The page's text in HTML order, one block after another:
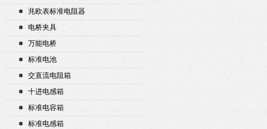
兆欧表标准电阻器
电桥夹具
万能电桥
标准电池
交直流电阻箱
十进电感箱
标准电容箱
标准电感箱